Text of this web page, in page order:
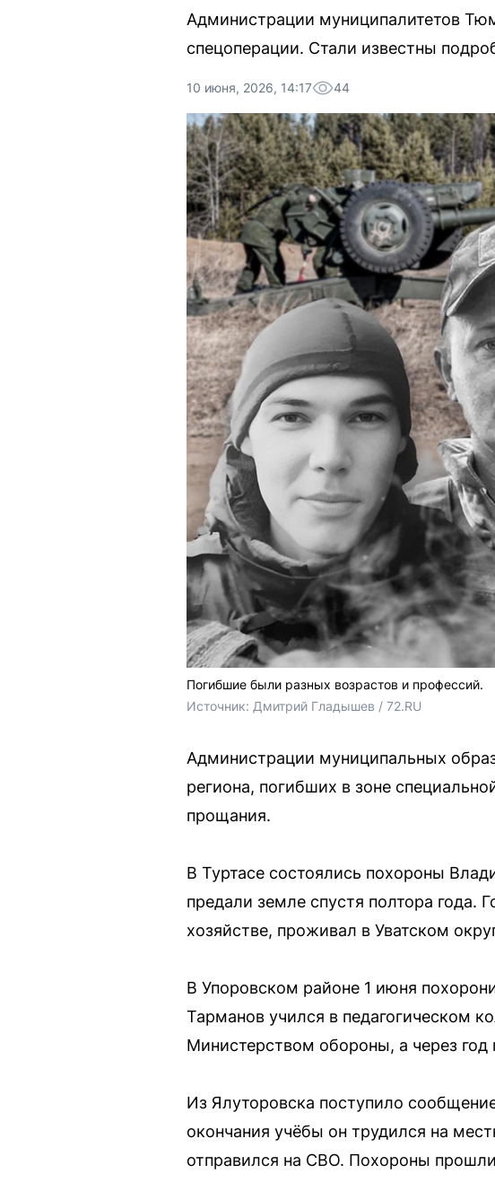
Администрации муниципалитетов
спецоперации. Стали известны
10 июня, 2026, 14:17 44
Погибшие были разных возрастов и профессий.
Источник: Дмитрий Гладышев / 72.RU
Администрации муниципальных
региона, погибших в зоне
прощания.
В Туртасе состоялись похороны
предали земле спустя полтора года.
хозяйстве, проживал в Уватском
В Упоровском районе 1 июня
Тарманов учился в педагогическом
Министерством обороны, а через год
Из Ялуторовска поступило
окончания учёбы он трудился на
отправился на СВО. Похороны